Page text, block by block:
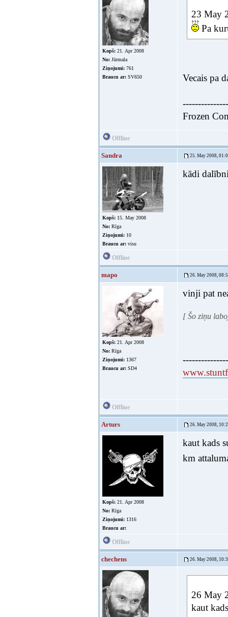
Kopš: 21. Apr 2008
No: Jūrmala
Ziņojumi: 761
Braucu ar: SV650
23 May
Pa
Vecais pa
Frozen
Offline
Sandra 25. May 2008,
Kopš: 15. May 2008
No: Rīga
Ziņojumi: 10
Braucu ar: visu
kādi
Offline
mapo 26. May 2008,
Kopš: 21. Apr 2008
No: Rīga
Ziņojumi: 1367
Braucu ar: SD4
vinji pat
[ Šo ziņu
Offline
Arturs 26. May 2008,
Kopš: 21. Apr 2008
No: Rīga
Ziņojumi: 1316
Braucu ar:
kaut kads
km
Offline
chechens 26. May 2008,
26 May
kaut